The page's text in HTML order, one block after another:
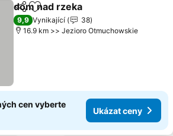
SdíletPřidat na seznam oblíbených
dom nad rzeka
9,9 Vynikající
38
16.9 km >> Jezioro Otmuchowskie
cen vyberte
Ukázat ceny